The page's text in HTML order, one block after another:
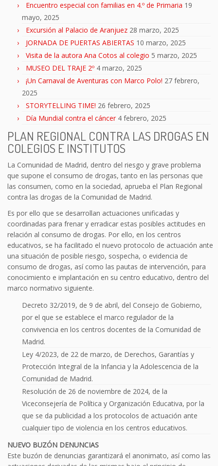
Encuentro especial con familias en 4.º de Primaria 19
mayo, 2025
Excursión al Palacio de Aranjuez 28 marzo, 2025
JORNADA DE PUERTAS ABIERTAS 10 marzo, 2025
Visita de la autora Ana Cotos al colegio 5 marzo, 2025
MUSEO DEL TRAJE 2º 4 marzo, 2025
¡Un Carnaval de Aventuras con Marco Polo! 27 febrero,
2025
STORYTELLING TIME! 26 febrero, 2025
Día Mundial contra el cáncer 4 febrero, 2025
PLAN REGIONAL CONTRA LAS DROGAS EN
COLEGIOS E INSTITUTOS
La Comunidad de Madrid, dentro del riesgo y grave problema
que supone el consumo de drogas, tanto en las personas que
las consumen, como en la sociedad, aprueba el Plan Regional
contra las drogas de la Comunidad de Madrid.
Es por ello que se desarrollan actuaciones unificadas y
coordinadas para frenar y erradicar estas posibles actitudes en
relación al consumo de drogas. Por ello, en los centros
educativos, se ha facilitado el nuevo protocolo de actuación ante
una situación de posible riesgo, sospecha, o evidencia de
consumo de drogas, así como las pautas de intervención, para
conocimiento e implantación en su centro educativo, dentro del
marco normativo siguiente.
Decreto 32/2019, de 9 de abril, del Consejo de Gobierno,
por el que se establece el marco regulador de la
convivencia en los centros docentes de la Comunidad de
Madrid.
Ley 4/2023, de 22 de marzo, de Derechos, Garantías y
Protección Integral de la Infancia y la Adolescencia de la
Comunidad de Madrid.
Resolución de 26 de noviembre de 2024, de la
Viceconsejería de Política y Organización Educativa, por la
que se da publicidad a los protocolos de actuación ante
cualquier tipo de violencia en los centros educativos.
NUEVO BUZÓN DENUNCIAS
Este buzón de denuncias garantizará el anonimato, así como las